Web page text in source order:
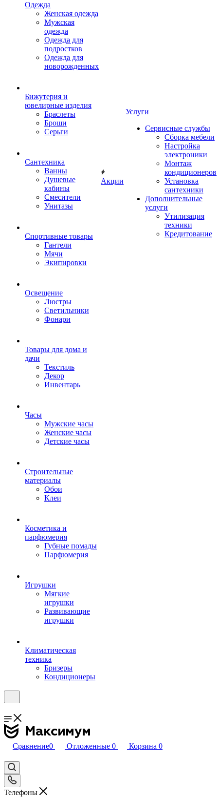
Одежда
Женская одежда
Мужская
одежда
Одежда для
подростков
Одежда для
новорожденных
Бижутерия и
ювелирные изделия
Браслеты
Броши
Серьги
Сантехника
Ванны
Душевые
кабины
Смесители
Унитазы
Спортивные товары
Гантели
Мячи
Экипировки
Освещение
Люстры
Светильники
Фонари
Товары для дома и
дачи
Текстиль
Декор
Инвентарь
Часы
Мужские часы
Женские часы
Детские часы
Строительные
материалы
Обои
Клеи
Косметика и
парфюмерия
Губные помады
Парфюмерия
Игрушки
Мягкие
игрушки
Развивающие
игрушки
Климатическая
техника
Бризеры
Кондиционеры
Акции
Услуги
Сервисные службы
Сборка мебели
Настройка
электроники
Монтаж
кондиционеров
Установка
сантехники
Дополнительные
услуги
Утилизация
техники
Кредитование
Сравнение0 Отложенные 0 Корзина 0
Телефоны